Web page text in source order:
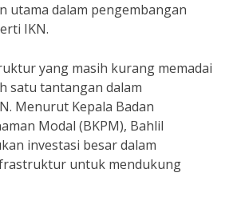
utama dalam pengembangan
IKN.
yang masih kurang memadai
satu tantangan dalam
Menurut Kepala Badan
Modal (BKPM), Bahlil
investasi besar dalam
untuk mendukung